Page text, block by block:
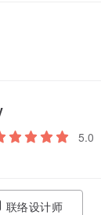
5.0
联络设计师